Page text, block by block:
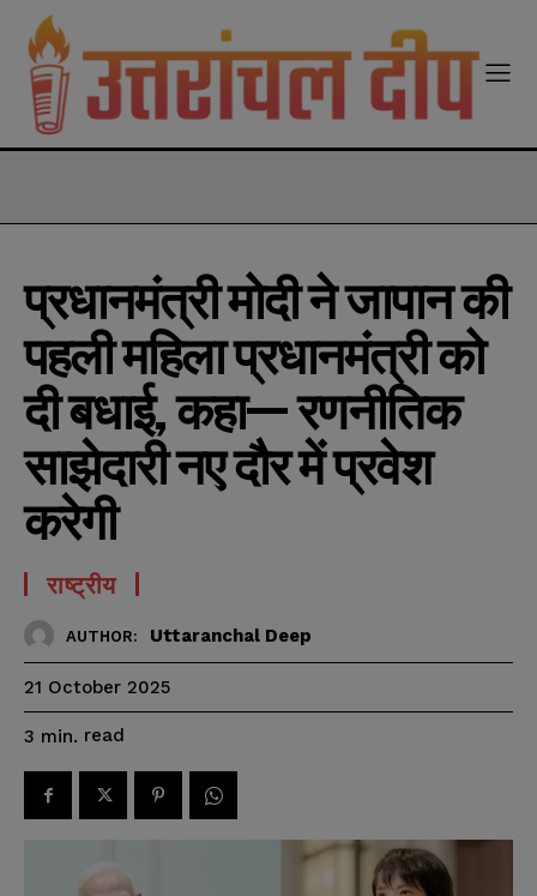
प्रधानमंत्री मोदी ने जापान की
पहली महिला प्रधानमंत्री को
दी बधाई, कहा— रणनीतिक
साझेदारी नए दौर में प्रवेश
करेगी
राष्ट्रीय
AUTHOR: Uttaranchal Deep
21 October 2025
3 min. read